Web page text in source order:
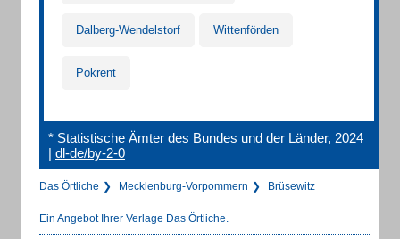
Dalberg-Wendelstorf Wittenförden
Pokrent
* Statistische Ämter des Bundes und der Länder, 2024
| dl-de/by-2-0
Das Örtliche Mecklenburg-Vorpommern Brüsewitz
Ein Angebot Ihrer Verlage Das Örtliche.